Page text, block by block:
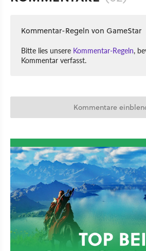
Kommentar-Regeln von GameStar
Bitte lies unsere Kommentar-Regeln,
Kommentar verfasst.
Kommentare